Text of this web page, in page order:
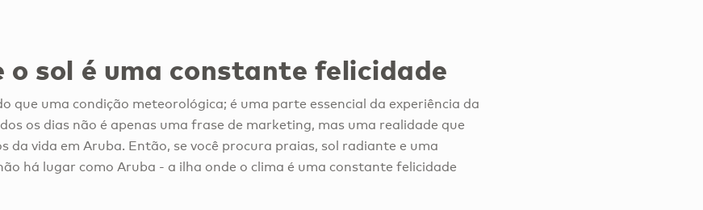
o sol é uma constante felicidade
que uma condição meteorológica; é uma parte essencial da experiência da
os dias não é apenas uma frase de marketing, mas uma realidade que
da vida em Aruba. Então, se você procura praias, sol radiante e uma
há lugar como Aruba - a ilha onde o clima é uma constante felicidade